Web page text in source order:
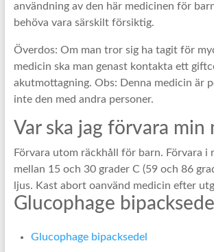
användning av den här medicinen för
behöva vara särskilt försiktig.
Överdos: Om man tror sig ha tagit för
medicin ska man genast kontakta ett
akutmottagning. Obs: Denna medicin är
inte den med andra personer.
Var ska jag förvara min
Förvara utom räckhåll för barn. Förvara i
mellan 15 och 30 grader C (59 och 86
ljus. Kast abort oanvänd medicin efter
Glucophage bipacksedel
Glucophage bipacksedel